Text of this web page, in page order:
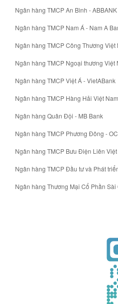
Ngân hàng TMCP An Bình - ABBANK
Ngân hàng TMCP Nam Á - Nam A
Ngân hàng TMCP Công Thương Việt
Ngân hàng TMCP Ngoại thương Việt
Ngân hàng TMCP Việt Á - VietABank
Ngân hàng TMCP Hàng Hải Việt
Ngân hàng Quân Đội - MB Bank
Ngân hàng TMCP Phương Đông -
Ngân hàng TMCP Bưu Điện Liên
Ngân hàng TMCP Đầu tư và Phát
Ngân hàng Thương Mại Cổ Phần Sài